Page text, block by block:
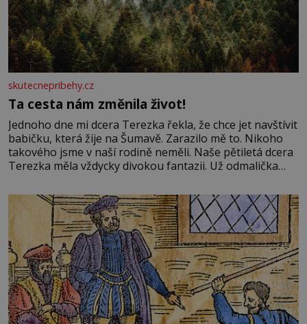
skutecnepribehy.cz
Ta cesta nám změnila život!
Jednoho dne mi dcera Terezka řekla, že chce jet navštívit
babičku, která žije na Šumavě. Zarazilo mě to. Nikoho
takového jsme v naší rodině neměli. Naše pětiletá dcera
Terezka měla vždycky divokou fantazii. Už odmalička
zdálo o jednorožcích, krásných princeznách, statečných
rytířích a létajících dracích.